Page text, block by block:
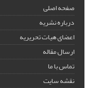
صفحه اصلی
درباره نشریه
اعضای هیات تحریریه
ارسال مقاله
تماس با ما
نقشه سایت